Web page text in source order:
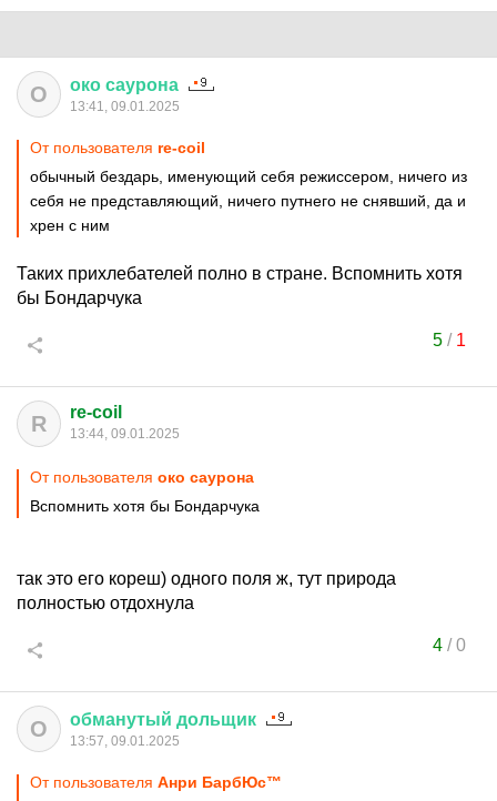
О око саурона
13:41, 09.01.2025
От пользователя re-coil
обычный бездарь, именующий себя режиссером, ничего из
себя не представляющий, ничего путнего не снявший, да и
хрен с ним
Таких прихлебателей полно в стране. Вспомнить хотя
бы Бондарчука
5/ 1
R re-coil
13:44, 09.01.2025
От пользователя око саурона
Вспомнить хотя бы Бондарчука
так это его кореш) одного поля ж, тут природа
полностью отдохнула
4/0
О обманутый дольщик
13:57, 09.01.2025
От пользователя Анри БарбЮс™